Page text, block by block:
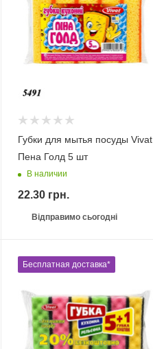
Губки для мытья посуды Vivat
Пена Голд 5 шт
В наличии
22.30грн.
Відправимо сьогодні
Бесплатная доставка*